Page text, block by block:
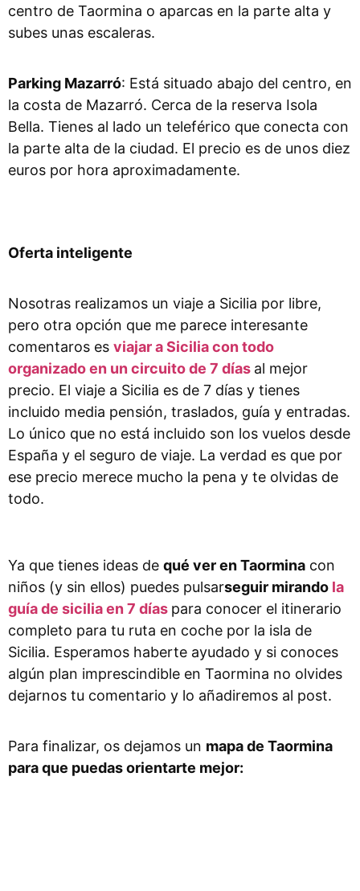
centro de Taormina o aparcas en la parte alta y
subes unas escaleras.
Parking Mazarró: Está situado abajo del centro, en
la costa de Mazarró. Cerca de la reserva Isola
Bella. Tienes al lado un teleférico que conecta con
la parte alta de la ciudad. El precio es de unos diez
euros por hora aproximadamente.
Oferta inteligente
Nosotras realizamos un viaje a Sicilia por libre,
pero otra opción que me parece interesante
comentaros es viajar a Sicilia con todo
organizado en un circuito de 7 días al mejor
precio. El viaje a Sicilia es de 7 días y tienes
incluido media pensión, traslados, guía y entradas.
Lo único que no está incluido son los vuelos desde
España y el seguro de viaje. La verdad es que por
ese precio merece mucho la pena y te olvidas de
todo.
Ya que tienes ideas de qué ver en Taormina con
niños (y sin ellos) puedes pulsarseguir mirando la
guía de sicilia en 7 días para conocer el itinerario
completo para tu ruta en coche por la isla de
Sicilia. Esperamos haberte ayudado y si conoces
algún plan imprescindible en Taormina no olvides
dejarnos tu comentario y lo añadiremos al post.
Para finalizar, os dejamos un mapa de Taormina
para que puedas orientarte mejor: